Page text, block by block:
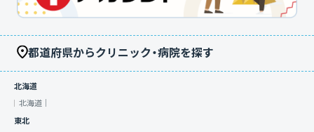
都道府県からクリニック・病院を探す
北海道
北海道｜
東北